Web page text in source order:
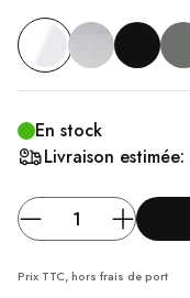
En stock
Livraison estimée:
Prix TTC, hors frais de port